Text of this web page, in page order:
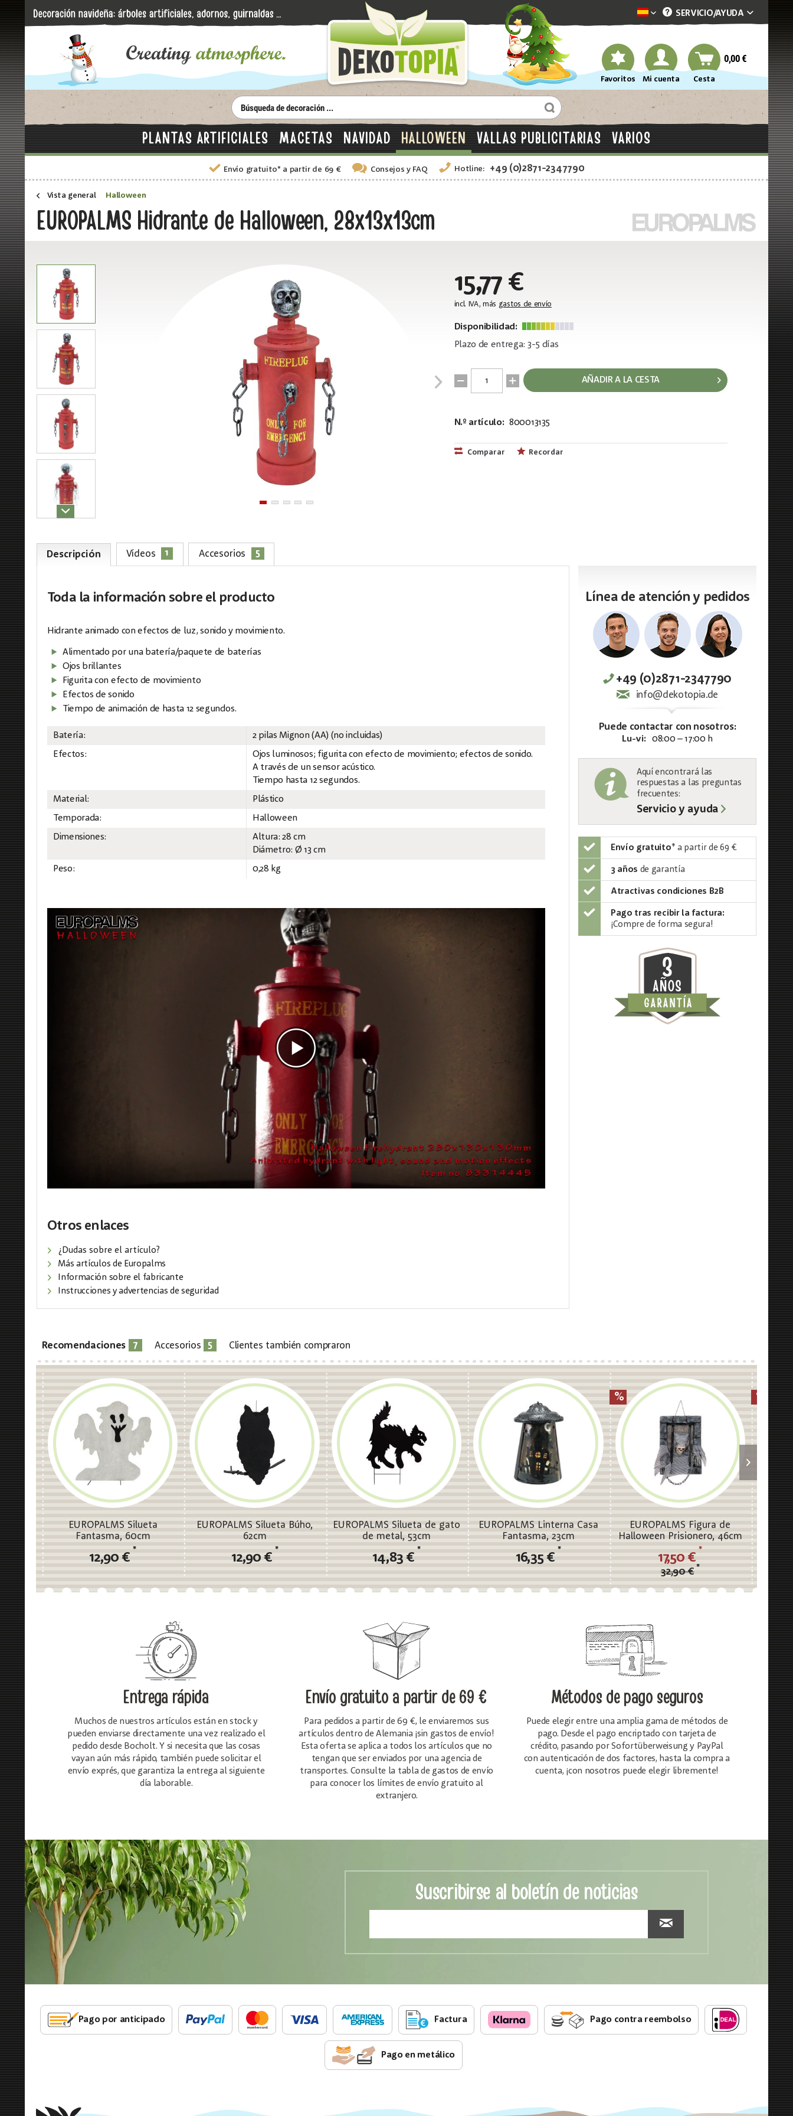
Dekotopia spanisch
SERVICIO/AYUDA
Favoritos Mi cuenta Cesta
0,00 €
PLANTAS ARTIFICIALES MACETAS NAVIDAD HALLOWEEN VALLAS PUBLICITARIAS VARIOS
Envío gratuito* a partir de 69 € Consejos y FAQ Hotline: +49 (0)2871-2347790
Vista general Halloween
EUROPALMS Hidrante de Halloween, 28x13x13cm
15,77 €
incl. IVA, más gastos de envío
Disponibilidad:
Plazo de entrega: 3-5 días
AÑADIR A LA CESTA
N.º artículo: 800013135
Comparar Recordar
Descripción Vídeos 1 Accesorios 5
Toda la información sobre el producto
Hidrante animado con efectos de luz, sonido y movimiento.
Alimentado por una batería/paquete de baterías
Ojos brillantes
Figurita con efecto de movimiento
Efectos de sonido
Tiempo de animación de hasta 12 segundos.
Batería:
2 pilas Mignon (AA) (no incluidas)
Efectos:
Ojos luminosos; figurita con efecto de movimiento; efectos de sonido.
A través de un sensor acústico.
Tiempo hasta 12 segundos.
Material:
Plástico
Temporada:
Halloween
Dimensiones:
Altura: 28 cm
Diámetro: Ø 13 cm
Peso:
0,28 kg
Otros enlaces
¿Dudas sobre el artículo?
Más artículos de Europalms
Información sobre el fabricante
Instrucciones y advertencias de seguridad
Línea de atención y pedidos
+49 (0)2871-2347790
info@dekotopia.de
Puede contactar con nosotros:
Lu-vi: 08:00 – 17:00 h
Aquí encontrará las
respuestas a las preguntas
frecuentes:
Servicio y ayuda
Envío gratuito* a partir de 69 €
3 años de garantía
Atractivas condiciones B2B
Pago tras recibir la factura:
¡Compre de forma segura!
Recomendaciones 7 Accesorios 5 Clientes también compraron
EUROPALMS Silueta
Fantasma, 60cm
12,90 €
*
EUROPALMS Silueta Búho,
62cm
12,90 €
*
EUROPALMS Silueta de gato
de metal, 53cm
14,83 €
*
EUROPALMS Linterna Casa
Fantasma, 23cm
16,35 €
*
EUROPALMS Figura de
Halloween Prisionero, 46cm
32,90 € *
17,50 €
*
Entrega rápida
Muchos de nuestros artículos están en stock y
pueden enviarse directamente una vez realizado el
pedido desde Bocholt. Y si necesita que las cosas
vayan aún más rápido, también puede solicitar el
envío exprés, que garantiza la entrega al siguiente
día laborable.
Envío gratuitoa partir de 69 €
Para pedidos a partir de 69 €, le enviaremos sus
artículos dentro de Alemania ¡sin gastos de envío!
Esta oferta se aplica a todos los artículos que no
tengan que ser enviados por una agencia de
transportes. Consulte la tabla de gastos de envío
para conocer los límites de envío gratuito al
extranjero.
Métodos de pago seguros
Puede elegir entre una amplia gama de métodos de
pago. Desde el pago encriptado con tarjeta de
crédito, pasando por Sofortüberweisung y PayPal
con autenticación de dos factores, hasta la compra a
cuenta, ¡con nosotros puede elegir libremente!
Suscribirse al boletín de noticias
Pago por anticipado Factura Pago contra reembolso
Pago en metálico